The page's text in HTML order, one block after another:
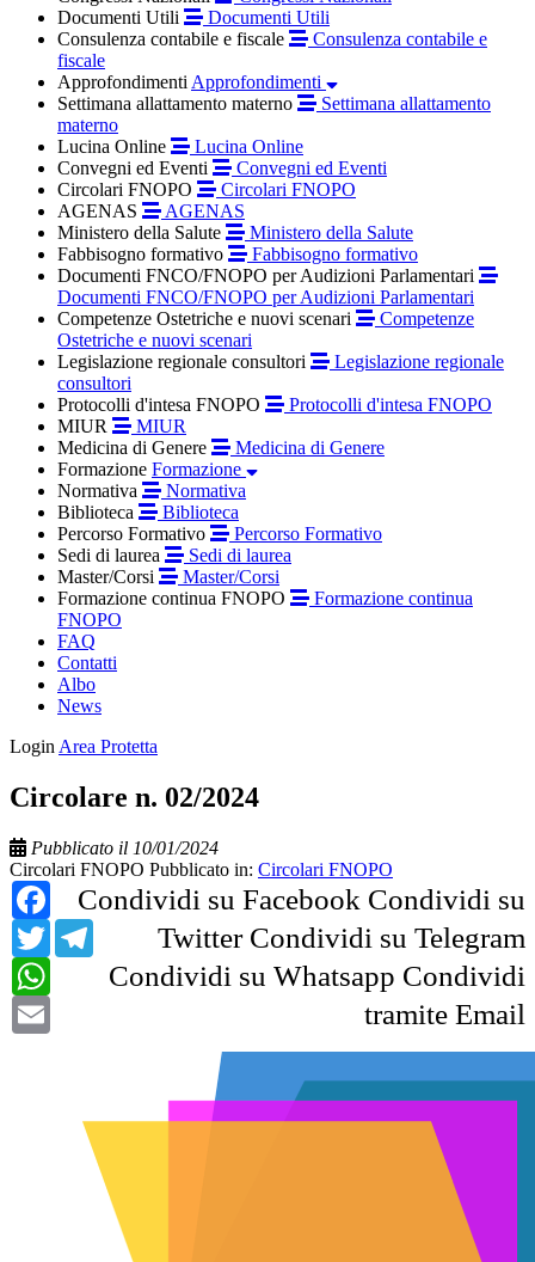
Documenti Utili
Documenti Utili
Consulenza contabile e fiscale
Consulenza contabile e
fiscale
Approfondimenti Approfondimenti
Settimana allattamento materno
Settimana allattamento
materno
Lucina Online
Lucina Online
Convegni ed Eventi
Convegni ed Eventi
Circolari FNOPO
Circolari FNOPO
AGENAS
AGENAS
Ministero della Salute
Ministero della Salute
Fabbisogno formativo
Fabbisogno formativo
Documenti FNCO/FNOPO per Audizioni Parlamentari
Documenti FNCO/FNOPO per Audizioni Parlamentari
Competenze Ostetriche e nuovi scenari
Competenze
Ostetriche e nuovi scenari
Legislazione regionale consultori
Legislazione regionale
consultori
Protocolli d'intesa FNOPO
Protocolli d'intesa FNOPO
MIUR
MIUR
Medicina di Genere
Medicina di Genere
Formazione Formazione
Normativa
Normativa
Biblioteca
Biblioteca
Percorso Formativo
Percorso Formativo
Sedi di laurea
Sedi di laurea
Master/Corsi
Master/Corsi
Formazione continua FNOPO
Formazione continua
FNOPO
FAQ
Contatti
Albo
News
Login Area Protetta
Circolare n. 02/2024
Pubblicato il 10/01/2024
Circolari FNOPO Pubblicato in: Circolari FNOPO
Condividi su Facebook
Facebook
Condividi su
Twitter
Twitter Condividi su Telegram
Telegram
Condividi su Whatsapp
WhatsApp
Condividi
tramite Email